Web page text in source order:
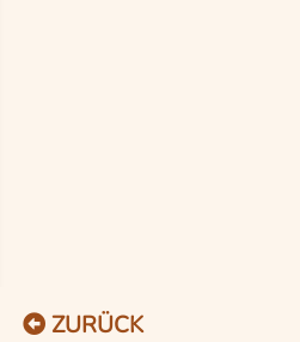
ZURÜCK